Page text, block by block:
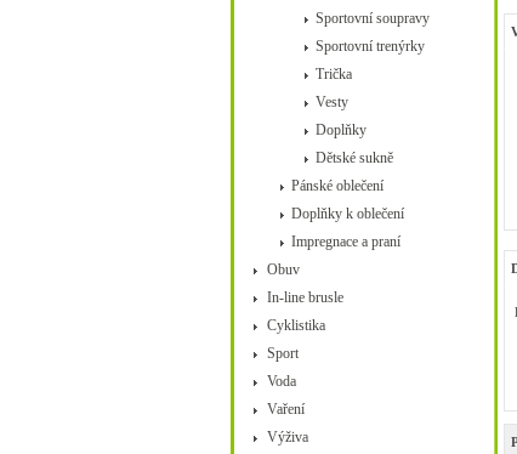
Sportovní soupravy
Sportovní trenýrky
Trička
Vesty
Doplňky
Dětské sukně
Pánské oblečení
Doplňky k oblečení
Impregnace a praní
Obuv
In-line brusle
Cyklistika
Sport
Voda
Vaření
Výživa